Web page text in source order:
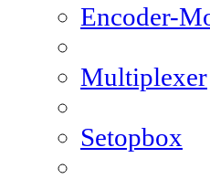
Encoder-
Multiplexer
Setopbox